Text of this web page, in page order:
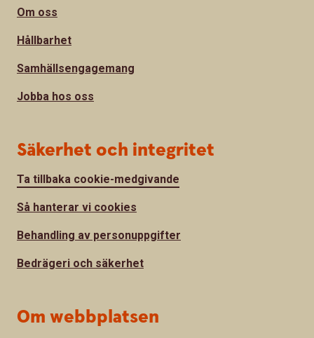
Om oss
Hållbarhet
Samhällsengagemang
Jobba hos oss
Säkerhet och integritet
Ta tillbaka cookie-medgivande
Så hanterar vi cookies
Behandling av personuppgifter
Bedrägeri och säkerhet
Om webbplatsen